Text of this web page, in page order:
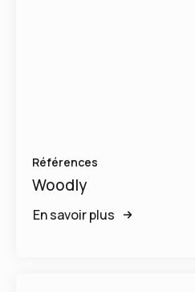
Références
Woodly
En savoir plus